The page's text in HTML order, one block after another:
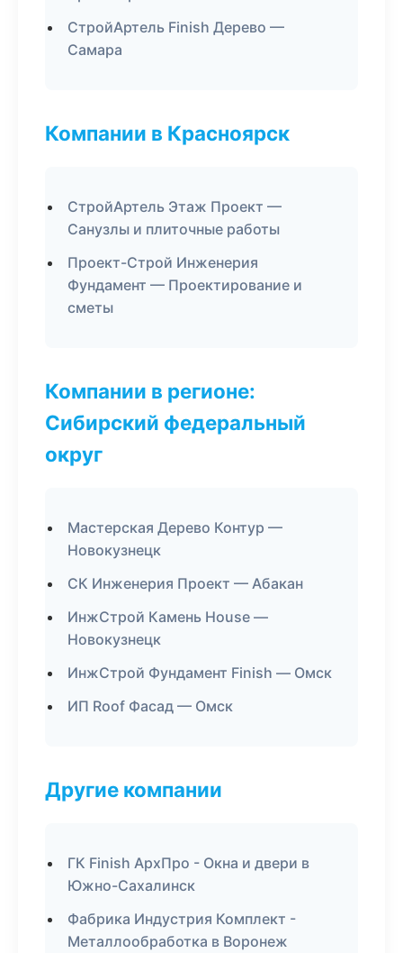
СтройАртель Finish Дерево —
Самара
Компании в Красноярск
СтройАртель Этаж Проект —
Санузлы и плиточные работы
Проект-Строй Инженерия
Фундамент — Проектирование и
сметы
Компании в регионе:
Сибирский федеральный
округ
Мастерская Дерево Контур —
Новокузнецк
СК Инженерия Проект — Абакан
ИнжСтрой Камень House —
Новокузнецк
ИнжСтрой Фундамент Finish — Омск
ИП Roof Фасад — Омск
Другие компании
ГК Finish АрхПро - Окна и двери в
Южно-Сахалинск
Фабрика Индустрия Комплект -
Металлообработка в Воронеж